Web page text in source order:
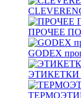
ПРОЧЕЕ ПО
GODEX
ЭТИКЕТКИ